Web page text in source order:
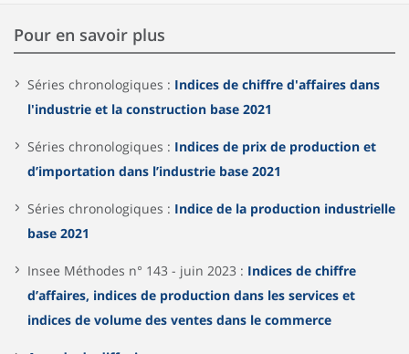
Pour en savoir plus
Séries chronologiques : Indices de chiffre d'affaires dans
l'industrie et la construction base 2021
Séries chronologiques : Indices de prix de production et
d’importation dans l’industrie base 2021
Séries chronologiques : Indice de la production industrielle
base 2021
Insee Méthodes n° 143 - juin 2023 : Indices de chiffre
d’affaires, indices de production dans les services et
indices de volume des ventes dans le commerce